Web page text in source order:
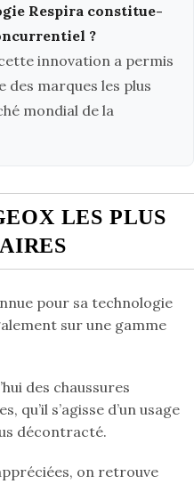
Respira constitue-
?
innovation a permis
des marques les plus
mondial de la
LES PLUS
pour sa technologie
sur une gamme
des chaussures
qu’il s’agisse d’un usage
décontracté.
on retrouve